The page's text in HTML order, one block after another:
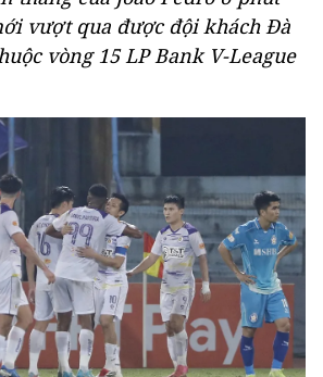
vượt qua được đội khách Đà
vòng 15 LP Bank V-League